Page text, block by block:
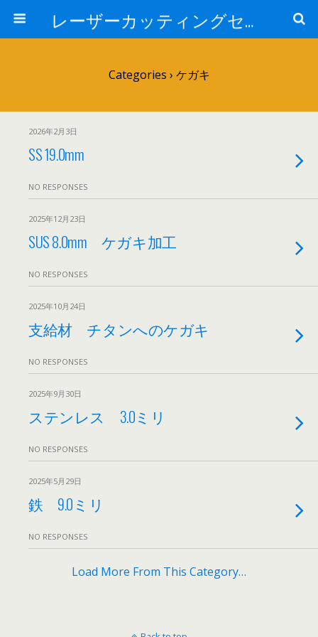
レーザーカッティングセンター 株式会社 中本鉄工所
Categories › ケガキ
2026年2月3日
SS 19.0mm
NO RESPONSES
2025年12月23日
SUS 8.0mm ケガキ加工
NO RESPONSES
2025年10月24日
支給材 チタンへのケガキ
NO RESPONSES
2025年9月30日
ステンレス 3.0ミリ
NO RESPONSES
2025年5月29日
鉄 9.0ミリ
NO RESPONSES
Load More From This Category…